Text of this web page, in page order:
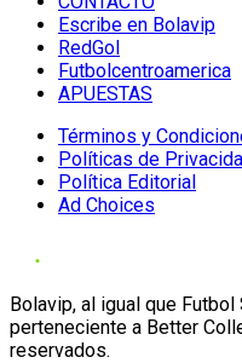
Escribe en Bolavip
RedGol
Futbolcentroamerica
APUESTAS
Términos y
Políticas de
Política Editorial
Ad Choices
Bolavip, al igual que
perteneciente a Better
reservados.